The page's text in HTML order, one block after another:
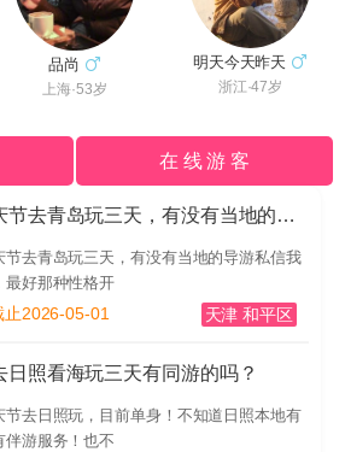
品尚
上海·53岁
明天今天昨天
浙江·47岁
在 线 游 客
国庆节去青岛玩三天，有没有当地的导游私信我哈
节去青岛玩三天，有没有当地的导游私信我
最好那种性格开
止2026-05-01 天津 和平区
日照看海玩三天有同游的吗？
节去日照玩，目前单身！不知道日照本地有
伴游服务！也不